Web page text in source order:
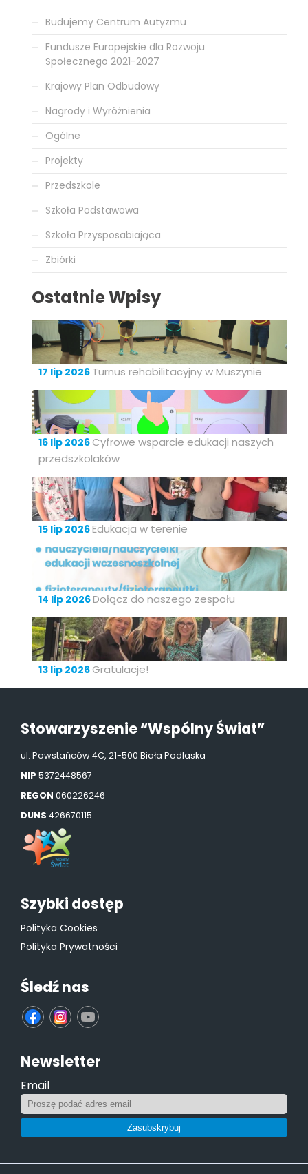
Budujemy Centrum Autyzmu
Fundusze Europejskie dla Rozwoju
Społecznego 2021-2027
Krajowy Plan Odbudowy
Nagrody i Wyróżnienia
Ogólne
Projekty
Przedszkole
Szkoła Podstawowa
Szkoła Przysposabiająca
Zbiórki
Ostatnie Wpisy
17 lip 2026 Turnus rehabilitacyjny w Muszynie
16 lip 2026 Cyfrowe wsparcie edukacji naszych
przedszkolaków
15 lip 2026Edukacja w terenie
14 lip 2026Dołącz do naszego zespołu
13 lip 2026 Gratulacje!
Stowarzyszenie “Wspólny Świat”
ul. Powstańców 4C, 21-500 Biała Podlaska
NIP 5372448567
REGON 060226246
DUNS 426670115
Szybki dostęp
Polityka Cookies
Polityka Prywatności
Śledź nas
fb ins yt
Newsletter
Email
Zasubskrybuj